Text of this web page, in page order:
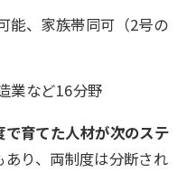
能、家族帯同可（2号の
業など16分野
で育てた人材が次のステ
あり、両制度は分断され